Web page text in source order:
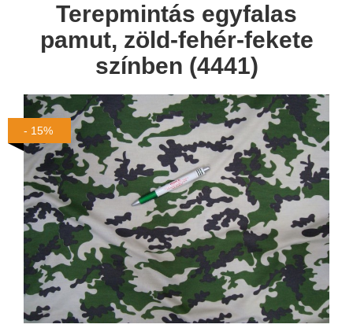
Terepmintás egyfalas
pamut, zöld-fehér-fekete
színben (4441)
- 15%